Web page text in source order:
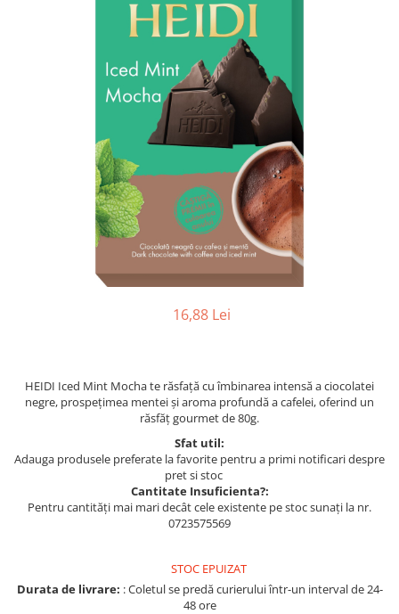
16,88 Lei
HEIDI Iced Mint Mocha te răsfață cu îmbinarea intensă a ciocolatei
negre, prospețimea mentei și aroma profundă a cafelei, oferind un
răsfăț gourmet de 80g.
Sfat util:
Adauga produsele preferate la favorite pentru a primi notificari despre
pret si stoc
Cantitate Insuficienta?:
Pentru cantități mai mari decât cele existente pe stoc sunați la nr.
0723575569
STOC EPUIZAT
Durata de livrare: : Coletul se predă curierului într-un interval de 24-
48 ore